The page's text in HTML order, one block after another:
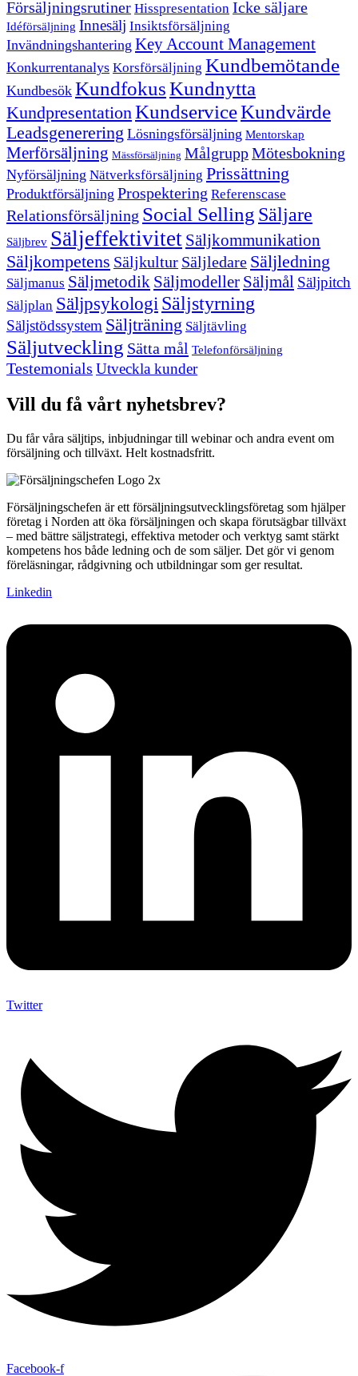
Försäljningsrutiner Hisspresentation Icke säljare
Idéförsäljning Innesälj Insiktsförsäljning
Invändningshantering Key Account Management
Konkurrentanalys Korsförsäljning Kundbemötande
Kundbesök KundfokusKundnytta
KundpresentationKundserviceKundvärde
Leadsgenerering Lösningsförsäljning Mentorskap
Merförsäljning Mässförsäljning MålgruppMötesbokning
Nyförsäljning Nätverksförsäljning Prissättning
Produktförsäljning Prospektering Referenscase
Relationsförsäljning Social Selling Säljare
Säljbrev Säljeffektivitet Säljkommunikation
Säljkompetens Säljkultur Säljledare Säljledning
Säljmanus Säljmetodik Säljmodeller Säljmål Säljpitch
Säljplan Säljpsykologi Säljstyrning
Säljstödssystem Säljträning Säljtävling
Säljutveckling Sätta mål Telefonförsäljning
Testemonials Utveckla kunder
Vill du få vårt nyhetsbrev?
Du får våra säljtips, inbjudningar till webinar och andra event om
försäljning och tillväxt. Helt kostnadsfritt.
Försäljningschefen är ett försäljningsutvecklingsföretag som hjälper
företag i Norden att öka försäljningen och skapa förutsägbar tillväxt
– med bättre säljstrategi, effektiva metoder och verktyg samt stärkt
kompetens hos både ledning och de som säljer. Det gör vi genom
föreläsningar, rådgivning och utbildningar som ger resultat.
Linkedin
Twitter
Facebook-f